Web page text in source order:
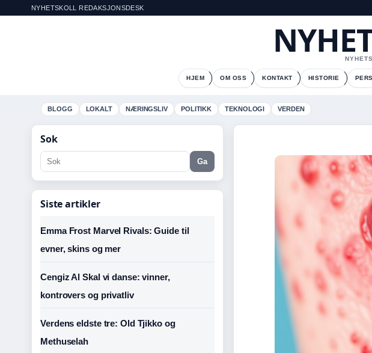
NYHETSKOLL REDAKSJONSDESK
HJEM OM OSS KONTAKT HISTORIE
BLOGG LOKALT NÆRINGSLIV POLITIKK TEKNOLOGI VERDEN
Sok
Ga
Siste artikler
Emma Frost Marvel Rivals: Guide til
evner, skins og mer
Cengiz Al Skal vi danse: vinner,
kontrovers og privatliv
Verdens eldste tre: Old Tjikko og
Methuselah